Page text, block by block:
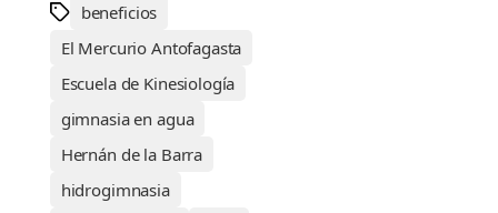
beneficios
El Mercurio Antofagasta
Escuela de Kinesiología
gimnasia en agua
Hernán de la Barra
hidrogimnasia